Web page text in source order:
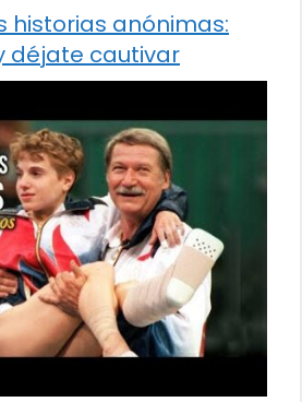
historias anónimas:
déjate cautivar